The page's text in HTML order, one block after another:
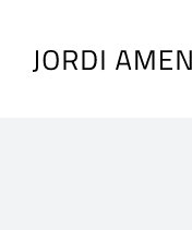
content